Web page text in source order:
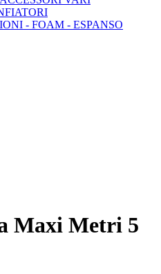
- FOAM - ESPANSO
Maxi Metri 5